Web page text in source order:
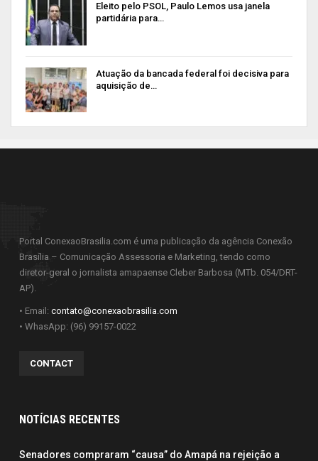
Eleito pelo PSOL, Paulo Lemos usa janela
partidária para…
Atuação da bancada federal foi decisiva para
aquisição de…
Portal ConexaoBrasilia.com é uma publicação da agência Conexão
Brasília – Comunicação Assessoria e Marketing, tendo como
diretor-geral o jornalista amapaense Cleber Barbosa (MTb. 054/DRT-
AP).
• Email: contato@conexaobrasilia.com
• WhasApp: (96) 99157-0022
CONTACT
NOTÍCIAS RECENTES
Senadores compraram “causa” do Amapá na rejeição a